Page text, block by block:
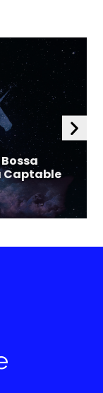
Captable